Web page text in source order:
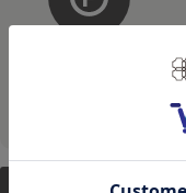
そのほかにもさ